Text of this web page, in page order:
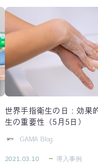
世界手指衛生の日：効果
生の重要性（5月5日）
GAMA Blog
2021.03.10 導入事例